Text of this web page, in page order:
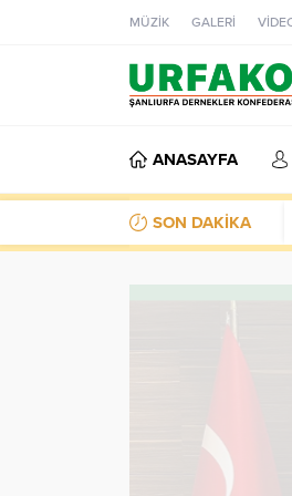
MÜZİK GALERİ
ANASAYFA
SON DAKİKA